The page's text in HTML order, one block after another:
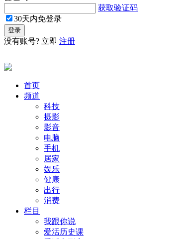
获取验证码
30天内免登录
没有账号? 立即 注册
首页
频道
科技
摄影
影音
电脑
手机
居家
娱乐
健康
出行
消费
栏目
我跟你说
爱活历史课